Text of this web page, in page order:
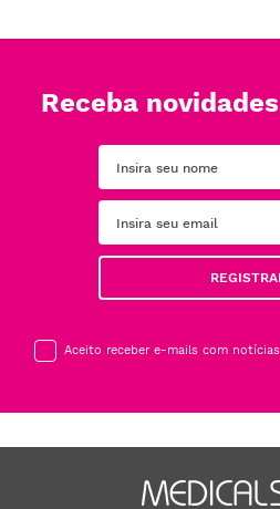
Receba
Aceito receber e-mails com